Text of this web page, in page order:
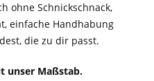
ohne Schnickschnack,
einfache Handhabung
die zu dir passt.
unser Maßstab.